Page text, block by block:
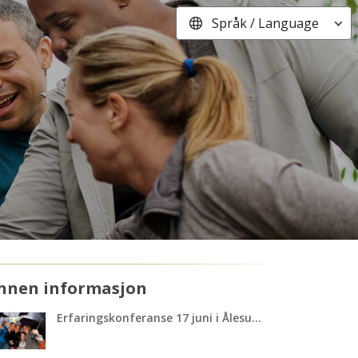
Språk / Language
informasjon
Erfaringskonferanse 17 juni i Ålesund